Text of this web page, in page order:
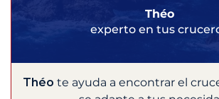
Théo
experto en tus
Théo te ayuda a encontrar el